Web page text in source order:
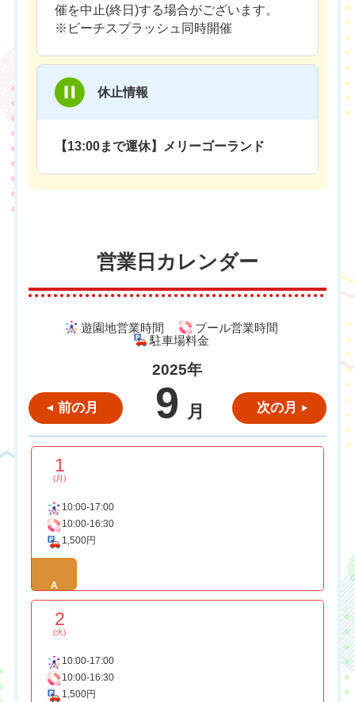
催を中止(終日)する場合がございます。
※ビーチスプラッシュ同時開催
休止情報
【13:00まで運休】メリーゴーランド
営業日カレンダー
遊園地営業時間
プール営業時間
駐車場料金
前の月
2025年
9 月 次の月
1
(月)
10:00-17:00
10:00-16:30
1,500円
A
2
(火)
10:00-17:00
10:00-16:30
1,500円